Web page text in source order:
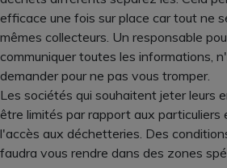
efficace une fois sur place car tout ne
mêmes collecteurs. Un responsable
communiquer toutes les informations,
demander pour ne pas vous tromper.
Les sociétés qui souhaitent jeter leurs
être limités par rapport aux particuliers
l'accès aux déchetteries. Des
faudra vous rendre dans des zones